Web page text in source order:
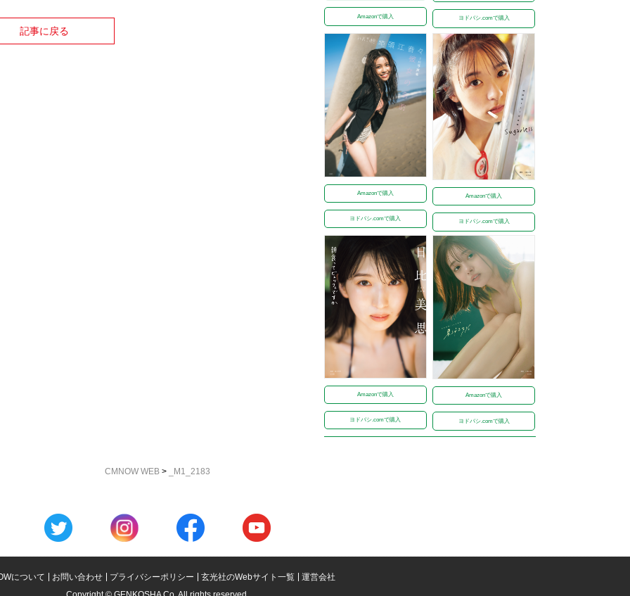
記事に戻る
Amazonで購入 ヨドバシ.comで購入
Amazonで購入
ヨドバシ.comで購入
Amazonで購入
ヨドバシ.comで購入
Amazonで購入
ヨドバシ.comで購入
Amazonで購入
ヨドバシ.comで購入
CMNOW WEB > _M1_2183
について お問い合わせ プライバシーポリシー 玄光社のWebサイト一覧
運営会社